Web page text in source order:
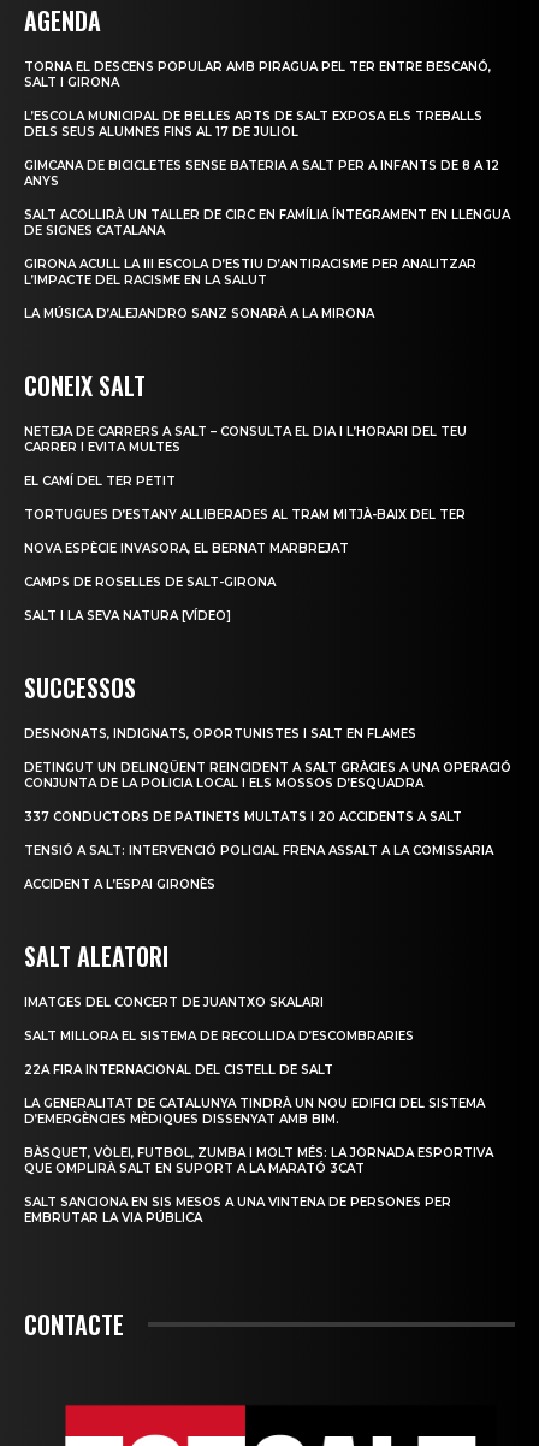
AGENDA
TORNA EL DESCENS POPULAR AMB PIRAGUA PEL TER ENTRE BESCANÓ,
SALT I GIRONA
L’ESCOLA MUNICIPAL DE BELLES ARTS DE SALT EXPOSA ELS TREBALLS
DELS SEUS ALUMNES FINS AL 17 DE JULIOL
GIMCANA DE BICICLETES SENSE BATERIA A SALT PER A INFANTS DE 8 A 12
ANYS
SALT ACOLLIRÀ UN TALLER DE CIRC EN FAMÍLIA ÍNTEGRAMENT EN LLENGUA
DE SIGNES CATALANA
GIRONA ACULL LA III ESCOLA D’ESTIU D’ANTIRACISME PER ANALITZAR
L’IMPACTE DEL RACISME EN LA SALUT
LA MÚSICA D’ALEJANDRO SANZ SONARÀ A LA MIRONA
CONEIX SALT
NETEJA DE CARRERS A SALT – CONSULTA EL DIA I L’HORARI DEL TEU
CARRER I EVITA MULTES
EL CAMÍ DEL TER PETIT
TORTUGUES D’ESTANY ALLIBERADES AL TRAM MITJÀ-BAIX DEL TER
NOVA ESPÈCIE INVASORA, EL BERNAT MARBREJAT
CAMPS DE ROSELLES DE SALT-GIRONA
SALT I LA SEVA NATURA [VÍDEO]
SUCCESSOS
DESNONATS, INDIGNATS, OPORTUNISTES I SALT EN FLAMES
DETINGUT UN DELINQÜENT REINCIDENT A SALT GRÀCIES A UNA OPERACIÓ
CONJUNTA DE LA POLICIA LOCAL I ELS MOSSOS D’ESQUADRA
337 CONDUCTORS DE PATINETS MULTATS I 20 ACCIDENTS A SALT
TENSIÓ A SALT: INTERVENCIÓ POLICIAL FRENA ASSALT A LA COMISSARIA
ACCIDENT A L’ESPAI GIRONÈS
SALT ALEATORI
IMATGES DEL CONCERT DE JUANTXO SKALARI
SALT MILLORA EL SISTEMA DE RECOLLIDA D’ESCOMBRARIES
22A FIRA INTERNACIONAL DEL CISTELL DE SALT
LA GENERALITAT DE CATALUNYA TINDRÀ UN NOU EDIFICI DEL SISTEMA
D’EMERGÈNCIES MÈDIQUES DISSENYAT AMB BIM.
BÀSQUET, VÒLEI, FUTBOL, ZUMBA I MOLT MÉS: LA JORNADA ESPORTIVA
QUE OMPLIRÀ SALT EN SUPORT A LA MARATÓ 3CAT
SALT SANCIONA EN SIS MESOS A UNA VINTENA DE PERSONES PER
EMBRUTAR LA VIA PÚBLICA
CONTACTE